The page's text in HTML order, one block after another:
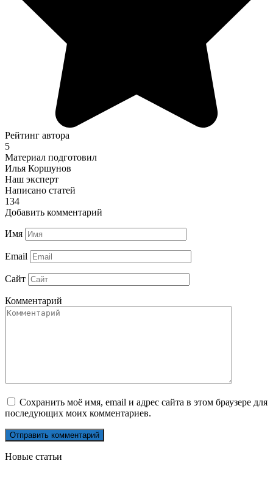
Рейтинг автора
5
Материал подготовил
Илья Коршунов
Наш эксперт
Написано статей
134
Добавить комментарий
Имя
Email
Сайт
Комментарий
Сохранить моё имя, email и адрес сайта в этом браузере для
последующих моих комментариев.
Новые статьи